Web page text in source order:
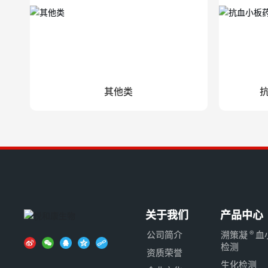
其他类
关于我们
公司简介
资质荣誉
产品中心
溯策凝 ® 血
检测
生化检测